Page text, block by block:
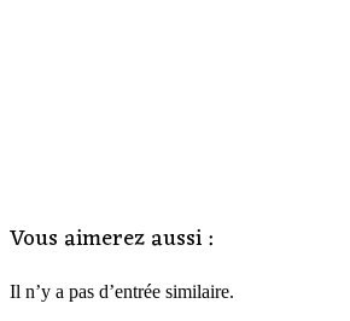
Vous aimerez aussi :
Il n’y a pas d’entrée similaire.